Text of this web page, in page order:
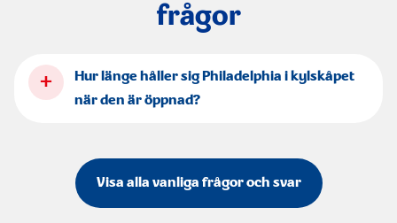
frågor
+
Hur länge håller sig Philadelphia i kylskåpet
när den är öppnad?
Visa alla vanliga frågor och svar